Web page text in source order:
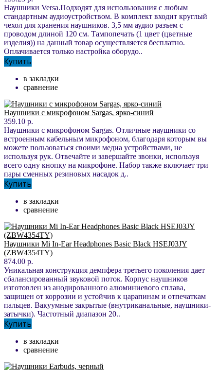
Наушники Versa.Подходят для использования с любым
стандартным аудиоустройством. В комплект входит круглый
чехол для хранения наушников. 3,5 мм аудио разъем с
проводом длиной 120 см. Тампопечать (1 цвет (цветные
изделия)) на данный товар осуществляется бесплатно.
Оплачивается только настройка оборудо..
Купить
в закладки
сравнение
Наушники с микрофоном Sargas, ярко-синий
359.10 р.
Наушники с микрофоном Sargas. Отличные наушники со
встроенным кабельным микрофоном, благодаря которым вы
можете пользоваться своими медиа устройствами, не
используя рук. Отвечайте и завершайте звонки, используя
всего одну кнопку на микрофоне. Набор также включает три
пары сменных резиновых насадок д..
Купить
в закладки
сравнение
Наушники Mi In-Ear Headphones Basic Black HSEJ03JY
(ZBW4354TY)
874.00 р.
Уникальная конструкция демпфера третьего поколения дает
сбалансированный звуковой поток. Корпус наушников
изготовлен из анодированного алюминиевого сплава,
защищен от коррозии и устойчив к царапинам и отпечаткам
пальцев. Вакуумные закрытые (внутриканальные, наушники-
затычки). Частотный диапазон 20..
Купить
в закладки
сравнение